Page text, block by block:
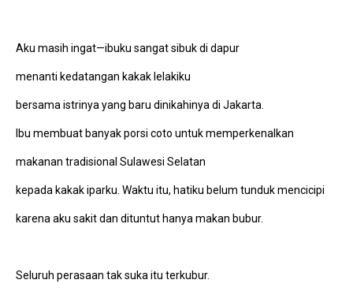
Aku masih ingat—ibuku sangat sibuk di dapur
menanti kedatangan kakak lelakiku
bersama istrinya yang baru dinikahinya di Jakarta.
Ibu membuat banyak porsi coto untuk memperkenalkan
makanan tradisional Sulawesi Selatan
kepada kakak iparku. Waktu itu, hatiku belum tunduk mencicipi
karena aku sakit dan dituntut hanya makan bubur.
Seluruh perasaan tak suka itu terkubur.